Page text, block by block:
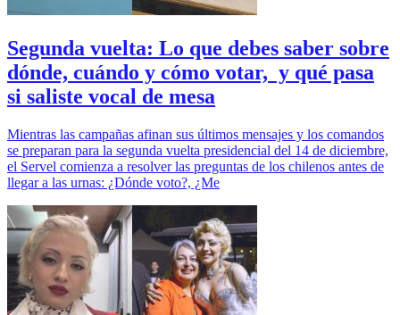
Segunda vuelta: Lo que debes saber sobre
dónde, cuándo y cómo votar, y qué pasa
si saliste vocal de mesa
Mientras las campañas afinan sus últimos mensajes y los comandos
se preparan para la segunda vuelta presidencial del 14 de diciembre,
el Servel comienza a resolver las preguntas de los chilenos antes de
llegar a las urnas: ¿Dónde voto?, ¿Me